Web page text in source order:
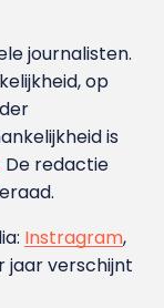
journalisten.
op
is
De redactie
Instragram,
jaar verschijnt